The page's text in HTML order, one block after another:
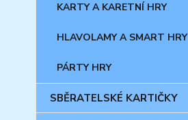
KARTY A KARETNÍ HRY
HLAVOLAMY A SMART HRY
PÁRTY HRY
SBĚRATELSKÉ KARTIČKY